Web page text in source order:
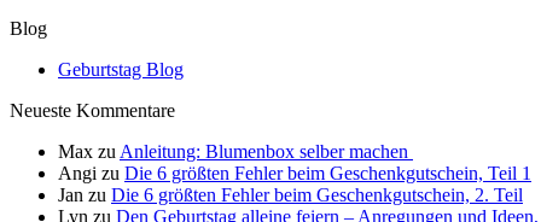
Blog
Geburtstag Blog
Neueste Kommentare
Max zu Anleitung: Blumenbox selber machen
Angi zu Die 6 größten Fehler beim Geschenkgutschein, Teil 1
Jan zu Die 6 größten Fehler beim Geschenkgutschein, 2. Teil
Lyn zu Den Geburtstag alleine feiern – Anregungen und